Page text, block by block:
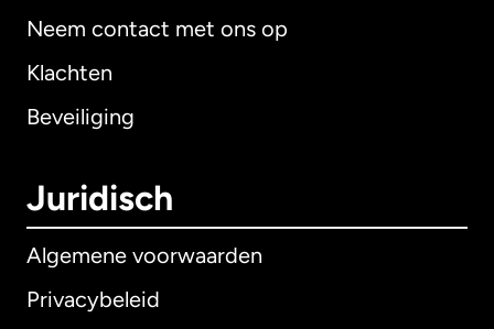
Neem contact met ons op
Klachten
Beveiliging
Juridisch
Algemene voorwaarden
Privacybeleid